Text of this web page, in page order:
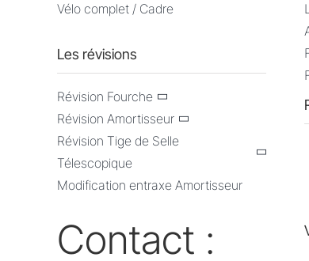
Vélo complet / Cadre
Les révisions
Révision Fourche
Révision Amortisseur
Révision Tige de Selle
Télescopique
Modification entraxe Amortisseur
Contact :